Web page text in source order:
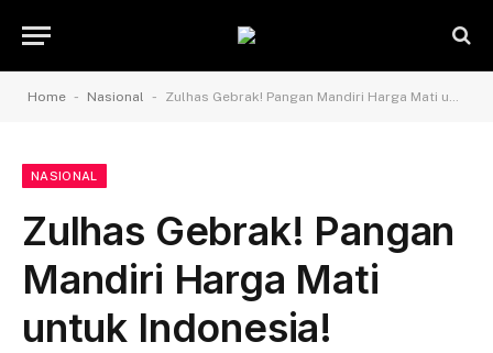
Home - Nasional - Zulhas Gebrak! Pangan Mandiri Harga Mati untuk Indonesia!
NASIONAL
Zulhas Gebrak! Pangan
Mandiri Harga Mati
untuk Indonesia!